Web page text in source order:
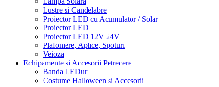
Lustre si Candelabre
Proiector LED cu Acumulator / Solar
Proiector LED
Proiector LED 12V 24V
Plafoniere, Aplice, Spoturi
Veioza
Echipamente si Accesorii Petrecere
Banda LEDuri
Costume Halloween si Accesorii